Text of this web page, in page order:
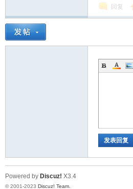
回复
发表回复
Powered by Discuz! X3.4
© 2001-2023 Discuz! Team